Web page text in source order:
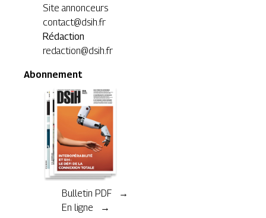
Site annonceurs
contact@dsih.fr
Rédaction
redaction@dsih.fr
Abonnement
Bulletin PDF →
En ligne →